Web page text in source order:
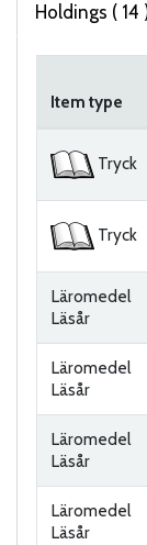
Holdings ( 14
Item type
Tryck
Tryck
Läromedel
Läsår
Läromedel
Läsår
Läromedel
Läsår
Läromedel
Läsår